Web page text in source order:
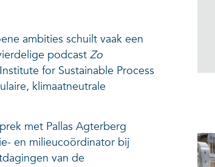
ambities schuilt vaak een
podcast Zo
for Sustainable Process
klimaatneutrale
met Pallas Agterberg
en milieucoördinator bij
van de